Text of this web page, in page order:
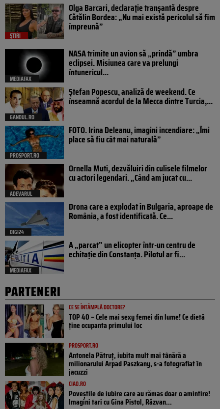
ȘTIRI
Olga Barcari, declarație tranșantă despre
Cătălin Bordea: „Nu mai există pericolul să fim
împreună”
MEDIAFAX
NASA trimite un avion să „prindă” umbra
eclipsei. Misiunea care va prelungi
întunericul...
GANDUL.RO
Ștefan Popescu, analiză de weekend. Ce
înseamnă acordul de la Mecca dintre Turcia,...
PROSPORT.RO
FOTO. Irina Deleanu, imagini incendiare: „Îmi
place să fiu cât mai naturală”
ADEVARUL
Ornella Muti, dezvăluiri din culisele filmelor
cu actori legendari. „Când am jucat cu...
DIGI24
Drona care a explodat în Bulgaria, aproape de
România, a fost identificată. Ce...
MEDIAFAX
A „parcat” un elicopter într-un centru de
echitație din Constanța. Pilotul ar fi...
PARTENERI
CE SE ÎNTÂMPLĂ DOCTORE?
TOP 40 – Cele mai sexy femei din lume! Ce dietă
ține ocupanta primului loc
PROSPORT.RO
Antonela Pătruț, iubita mult mai tânără a
milionarului Arpad Paszkany, s-a fotografiat în
jacuzzi
CIAO.RO
Poveştile de iubire care au rămas doar o amintire!
Imagini tari cu Gina Pistol, Răzvan...